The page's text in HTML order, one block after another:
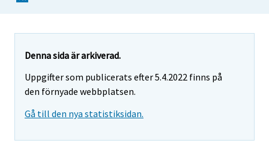
Denna sida är arkiverad.
Uppgifter som publicerats efter 5.4.2022 finns på
den förnyade webbplatsen.
Gå till den nya statistiksidan.